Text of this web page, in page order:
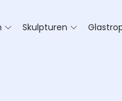
Skulpturen